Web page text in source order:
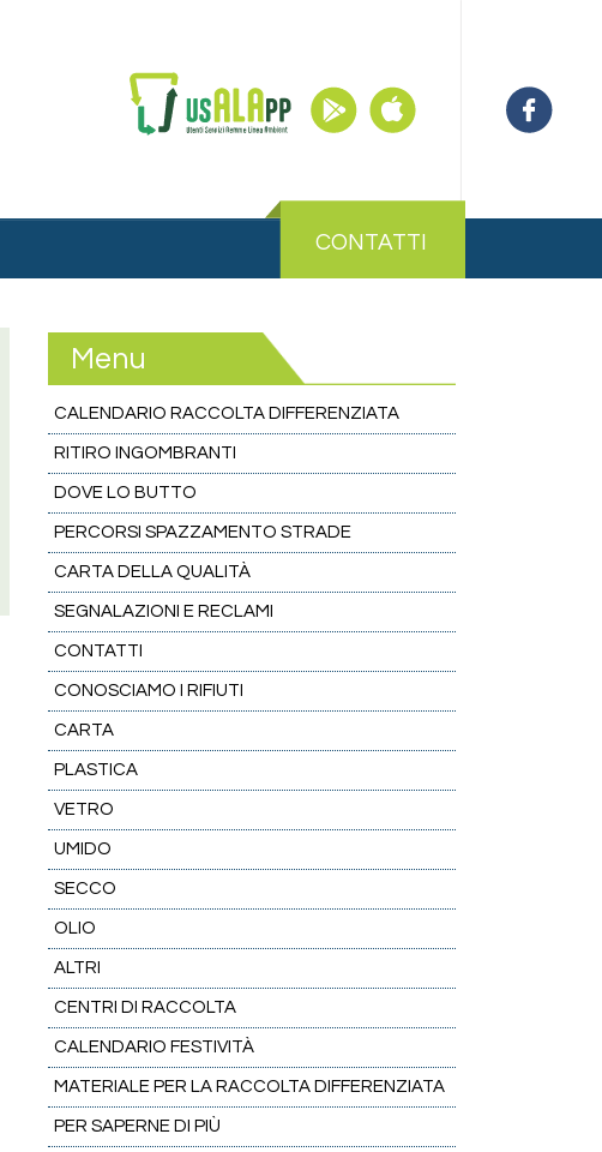
CONTATTI
Menu
CALENDARIO RACCOLTA DIFFERENZIATA
RITIRO INGOMBRANTI
DOVE LO BUTTO
PERCORSI SPAZZAMENTO STRADE
CARTA DELLA QUALITÀ
SEGNALAZIONI E RECLAMI
CONTATTI
CONOSCIAMO I RIFIUTI
CARTA
PLASTICA
VETRO
UMIDO
SECCO
OLIO
ALTRI
CENTRI DI RACCOLTA
CALENDARIO FESTIVITÀ
MATERIALE PER LA RACCOLTA DIFFERENZIATA
PER SAPERNE DI PIÙ